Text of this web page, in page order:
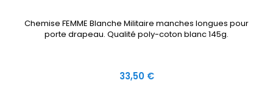
Chemise FEMME Blanche Militaire manches longues pour
porte drapeau. Qualité poly-coton blanc 145g.
Prix
33,50 €